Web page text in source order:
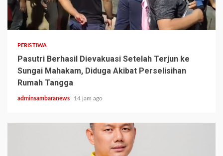
2 min read
PERISTIWA
Pasutri Berhasil Dievakuasi Setelah Terjun ke
Sungai Mahakam, Diduga Akibat Perselisihan
Rumah Tangga
adminsambaranews 14 jam ago